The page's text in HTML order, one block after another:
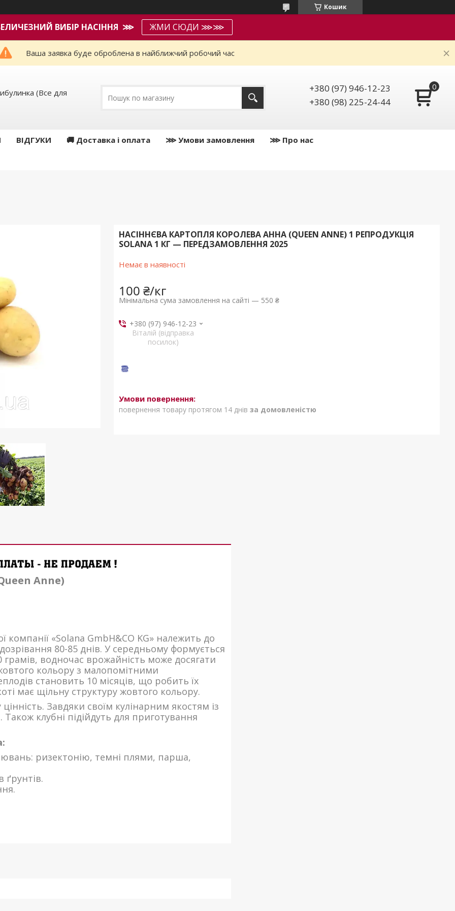
Кошик
ВИБІР НАСІННЯ ⋙ ЖМИ СЮДИ ⋙⋙
Ваша заявка буде оброблена в найближчий робочий час
(Все для
+380 (97) 946-12-23
+380 (98) 225-24-44
ВІДГУКИ 🚚 Доставка і оплата ⋙ Умови замовлення ⋙ Про нас
НАСІННЄВА КАРТОПЛЯ КОРОЛЕВА АННА (QUEEN ANNE) 1 РЕПРОДУКЦІЯ
SOLANA 1 КГ — ПЕРЕДЗАМОВЛЕННЯ 2025
Немає в наявності
100 ₴/кг
Мінімальна сума замовлення на сайті — 550 ₴
+380 (97) 946-12-23
Віталій (відправка
посилок)
повернення товару протягом 14 днів за домовленістю
Anne)
компанії «Solana GmbH&CO KG» належить до
80-85 днів. У середньому формується
водночас врожайність може досягати
кольору з малопомітними
становить 10 місяців, що робить їх
має щільну структуру жовтого кольору.
Завдяки своїм кулінарним якостям із
клубні підійдуть для приготування
ризектонію, темні плями, парша,
ґрунтів.